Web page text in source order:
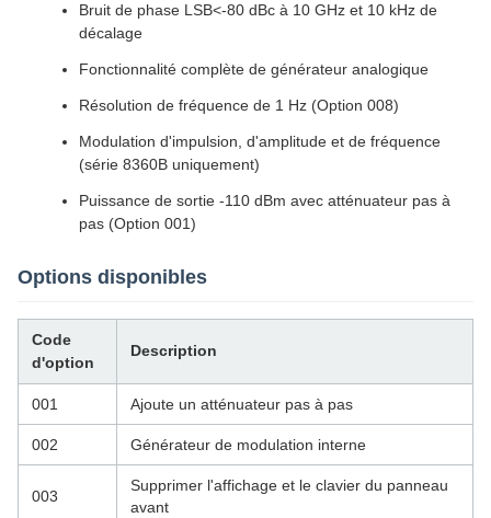
Bruit de phase LSB<-80 dBc à 10 GHz et 10 kHz de
décalage
Fonctionnalité complète de générateur analogique
Résolution de fréquence de 1 Hz (Option 008)
Modulation d'impulsion, d'amplitude et de fréquence
(série 8360B uniquement)
Puissance de sortie -110 dBm avec atténuateur pas à
pas (Option 001)
Options disponibles
Code
d'option
Description
001 Ajoute un atténuateur pas à pas
002 Générateur de modulation interne
003
Supprimer l'affichage et le clavier du panneau
avant